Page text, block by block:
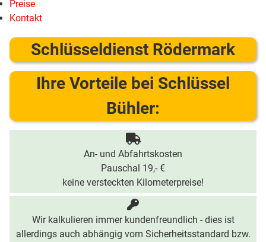
Preise
Kontakt
Schlüsseldienst Rödermark
Ihre Vorteile bei Schlüssel
Bühler:
An- und Abfahrtskosten
Pauschal 19,- €
keine versteckten Kilometerpreise!
Wir kalkulieren immer kundenfreundlich - dies ist
allerdings auch abhängig vom Sicherheitsstandard bzw.